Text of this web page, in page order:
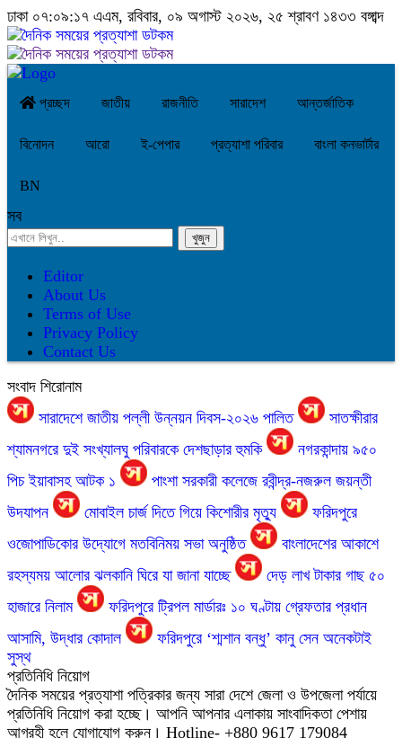
ঢাকা ০৭:০৯:১৭ এএম, রবিবার, ০৯ অগাস্ট ২০২৬, ২৫ শ্রাবণ ১৪৩৩ বঙ্গাব্দ
প্রচ্ছদ জাতীয় রাজনীতি সারাদেশ আন্তর্জাতিক
বিনোদন আরো ই-পেপার প্রত্যাশা পরিবার বাংলা কনভার্টার
BN
সব
Editor
About Us
Terms of Use
Privacy Policy
Contact Us
সংবাদ শিরোনাম
সারাদেশে জাতীয় পল্লী উন্নয়ন দিবস-২০২৬ পালিত
সাতক্ষীরার
শ্যামনগরে দুই সংখ্যালঘু পরিবারকে দেশছাড়ার হুমকি
নগরকান্দায় ৯৫০
পিচ ইয়াবাসহ আটক ১
পাংশা সরকারী কলেজে রবীন্দ্র-নজরুল জয়ন্তী
উদযাপন
মোবাইল চার্জ দিতে গিয়ে কিশোরীর মৃত্যু
ফরিদপুরে
ওজোপাডিকোর উদ্যোগে মতবিনিময় সভা অনুষ্ঠিত
বাংলাদেশের আকাশে
রহস্যময় আলোর ঝলকানি ঘিরে যা জানা যাচ্ছে
দেড় লাখ টাকার গাছ ৫০
হাজারে নিলাম
ফরিদপুরে ট্রিপল মার্ডারঃ ১০ ঘণ্টায় গ্রেফতার প্রধান
আসামি, উদ্ধার কোদাল
ফরিদপুরে ‘শ্মশান বন্ধু’ কানু সেন অনেকটাই
সুস্থ
প্রতিনিধি নিয়োগ
দৈনিক সময়ের প্রত্যাশা পত্রিকার জন্য সারা দেশে জেলা ও উপজেলা পর্যায়ে
প্রতিনিধি নিয়োগ করা হচ্ছে। আপনি আপনার এলাকায় সাংবাদিকতা পেশায়
আগ্রহী হলে যোগাযোগ করুন। Hotline- +880 9617 179084